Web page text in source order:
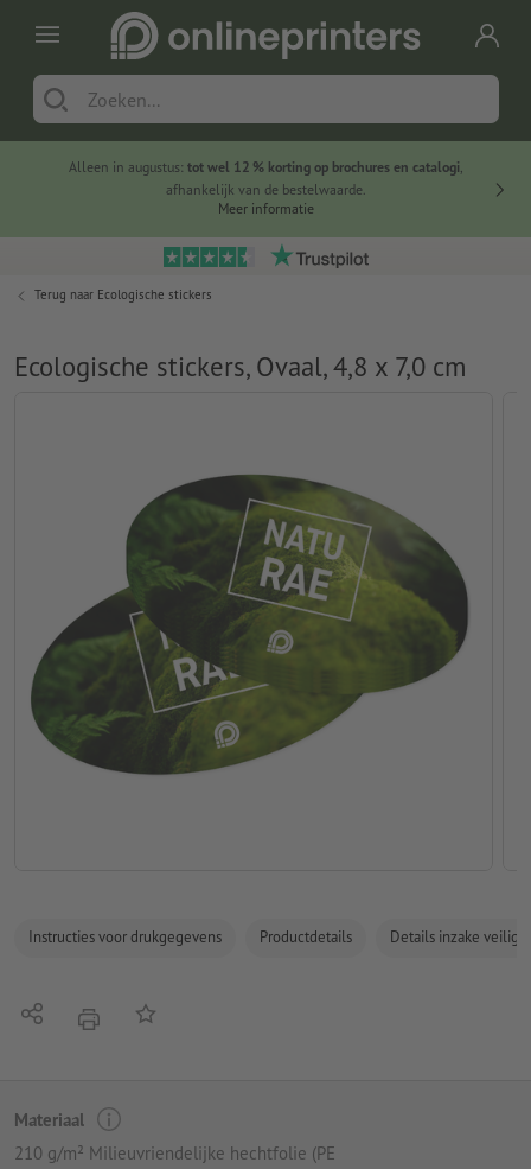
Alleen in augustus: tot wel 12 % korting op brochures en catalogi,
afhankelijk van de bestelwaarde.
Meer informatie
Terug naar Ecologische stickers
Ecologische stickers, Ovaal, 4,8 x 7,0 cm
Instructies voor drukgegevens Productdetails Details inzake
Delen afdrukkenOp de lijst
Materiaal
210 g/m² Milieuvriendelijke hechtfolie (PE